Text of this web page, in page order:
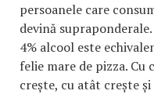
persoanele care
devină
4% alcool este
felie mare de pizza.
crește, cu atât crește